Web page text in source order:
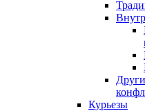
Курьезы